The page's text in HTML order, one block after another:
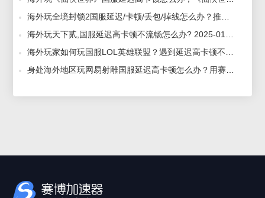
海外玩全境封锁2国服延迟/卡顿/丢包/掉线怎么办？推荐赛博加速器 2022-07-07
海外玩天下贰,国服延迟高卡顿不流畅怎么办? 2025-01-22
海外玩家如何玩国服LOL英雄联盟？遇到延迟高卡顿不流畅问题怎么办？ 2024-03-14
身处海外地区玩网易射雕国服延迟高卡顿怎么办？用赛博加速器解决 2024-03-13